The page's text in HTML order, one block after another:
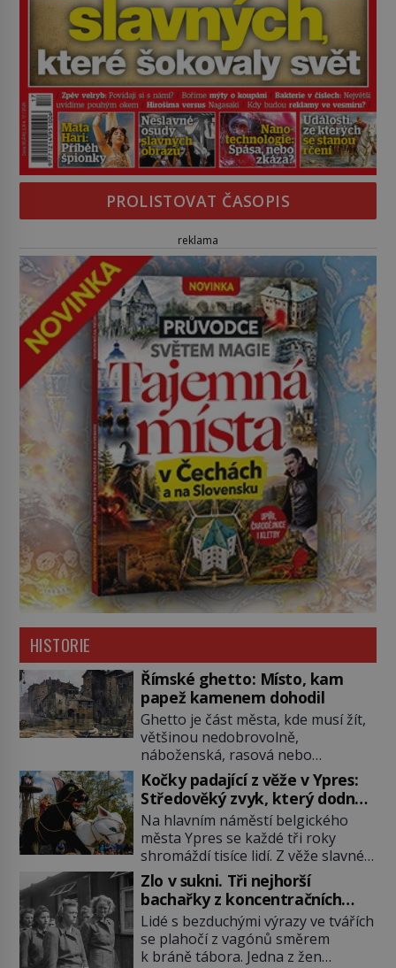
PROLISTOVAT ČASOPIS
reklama
HISTORIE
Římské ghetto: Místo, kam
papež kamenem dohodil
Ghetto je část města, kde musí žít,
většinou nedobrovolně,
náboženská, rasová nebo
národnostní menšina obyvatel.
Bohaté historické zkušenosti mají s
takovým životem Židé. Už od
středověku jsou totiž v každou
chvíli nuceni v nějakém žít. Mezi ty
nejslavnější patří i římské ghetto
založené v roce 1555. Pokud jde o
vztah k Židům, nemá se Řím čím
chlubit. […]
Kočky padající z věže v Ypres:
Středověký zvyk, který dodnes
budí rozpaky
Na hlavním náměstí belgického
města Ypres se každé tři roky
shromáždí tisíce lidí. Z věže slavné
tržnice létají do davu kočky, diváci
jásají a snaží se je chytit. Naštěstí
už nejde o živá zvířata, ale jenom o
plyšové suvenýry. Kdysi to ale bylo
jinak. Tato veselá podívaná
připomíná jeden z nejpodivnějších
Zlo v sukni. Tři nejhorší
bachařky z koncentračních
táborů
Lidé s bezduchými výrazy ve tvářích
se plahočí z vagónů směrem
k bráně tábora. Jedna z žen